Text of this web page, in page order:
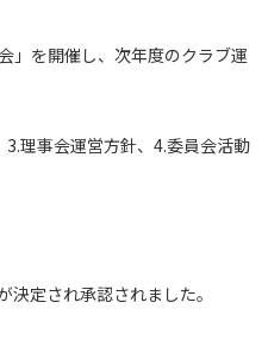
」を開催し、次年度のクラブ運
理事会運営方針、4.委員会活動
定され承認されました。